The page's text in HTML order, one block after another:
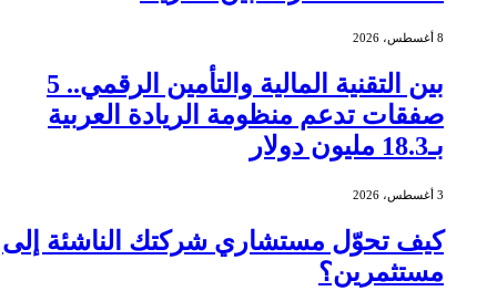
8 أغسطس، 2026
بين التقنية المالية والتأمين الرقمي.. 5
صفقات تدعم منظومة الريادة العربية
بـ18.3 مليون دولار
3 أغسطس، 2026
كيف تحوّل مستشاري شركتك الناشئة إلى
مستثمرين؟